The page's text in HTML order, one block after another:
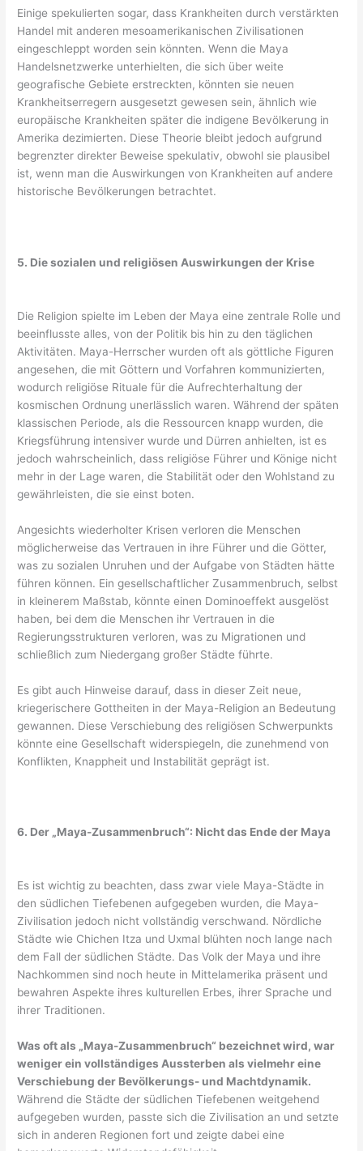
Einige spekulierten sogar, dass Krankheiten durch verstärkten
Handel mit anderen mesoamerikanischen Zivilisationen
eingeschleppt worden sein könnten. Wenn die Maya
Handelsnetzwerke unterhielten, die sich über weite
geografische Gebiete erstreckten, könnten sie neuen
Krankheitserregern ausgesetzt gewesen sein, ähnlich wie
europäische Krankheiten später die indigene Bevölkerung in
Amerika dezimierten. Diese Theorie bleibt jedoch aufgrund
begrenzter direkter Beweise spekulativ, obwohl sie plausibel
ist, wenn man die Auswirkungen von Krankheiten auf andere
historische Bevölkerungen betrachtet.
5. Die sozialen und religiösen Auswirkungen der Krise
Die Religion spielte im Leben der Maya eine zentrale Rolle und
beeinflusste alles, von der Politik bis hin zu den täglichen
Aktivitäten. Maya-Herrscher wurden oft als göttliche Figuren
angesehen, die mit Göttern und Vorfahren kommunizierten,
wodurch religiöse Rituale für die Aufrechterhaltung der
kosmischen Ordnung unerlässlich waren. Während der späten
klassischen Periode, als die Ressourcen knapp wurden, die
Kriegsführung intensiver wurde und Dürren anhielten, ist es
jedoch wahrscheinlich, dass religiöse Führer und Könige nicht
mehr in der Lage waren, die Stabilität oder den Wohlstand zu
gewährleisten, die sie einst boten.
Angesichts wiederholter Krisen verloren die Menschen
möglicherweise das Vertrauen in ihre Führer und die Götter,
was zu sozialen Unruhen und der Aufgabe von Städten hätte
führen können. Ein gesellschaftlicher Zusammenbruch, selbst
in kleinerem Maßstab, könnte einen Dominoeffekt ausgelöst
haben, bei dem die Menschen ihr Vertrauen in die
Regierungsstrukturen verloren, was zu Migrationen und
schließlich zum Niedergang großer Städte führte.
Es gibt auch Hinweise darauf, dass in dieser Zeit neue,
kriegerischere Gottheiten in der Maya-Religion an Bedeutung
gewannen. Diese Verschiebung des religiösen Schwerpunkts
könnte eine Gesellschaft widerspiegeln, die zunehmend von
Konflikten, Knappheit und Instabilität geprägt ist.
6. Der „Maya-Zusammenbruch“: Nicht das Ende der Maya
Es ist wichtig zu beachten, dass zwar viele Maya-Städte in
den südlichen Tiefebenen aufgegeben wurden, die Maya-
Zivilisation jedoch nicht vollständig verschwand. Nördliche
Städte wie Chichen Itza und Uxmal blühten noch lange nach
dem Fall der südlichen Städte. Das Volk der Maya und ihre
Nachkommen sind noch heute in Mittelamerika präsent und
bewahren Aspekte ihres kulturellen Erbes, ihrer Sprache und
ihrer Traditionen.
Was oft als „Maya-Zusammenbruch“ bezeichnet wird, war
weniger ein vollständiges Aussterben als vielmehr eine
Verschiebung der Bevölkerungs- und Machtdynamik.
Während die Städte der südlichen Tiefebenen weitgehend
aufgegeben wurden, passte sich die Zivilisation an und setzte
sich in anderen Regionen fort und zeigte dabei eine